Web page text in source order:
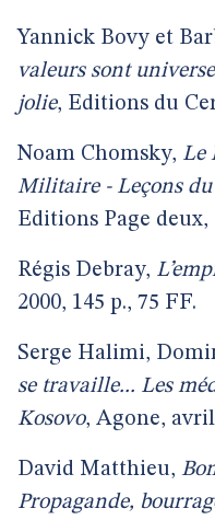
Yannick Bovy et
valeurs sont
jolie, Editions du
Noam Chomsky, Le
Militaire - Leçons du
Editions Page deux,
Régis Debray,
2000, 145 p., 75 FF.
Serge Halimi,
se travaille... Les
Kosovo, Agone, avril
David Matthieu,
Propagande,